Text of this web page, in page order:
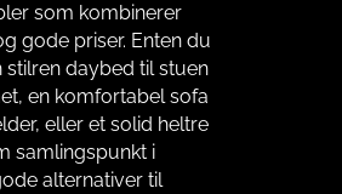
som kombinerer
gode priser. Enten du
stilren daybed til stuen
en komfortabel sofa
eller et solid heltre
samlingspunkt i
alternativer til